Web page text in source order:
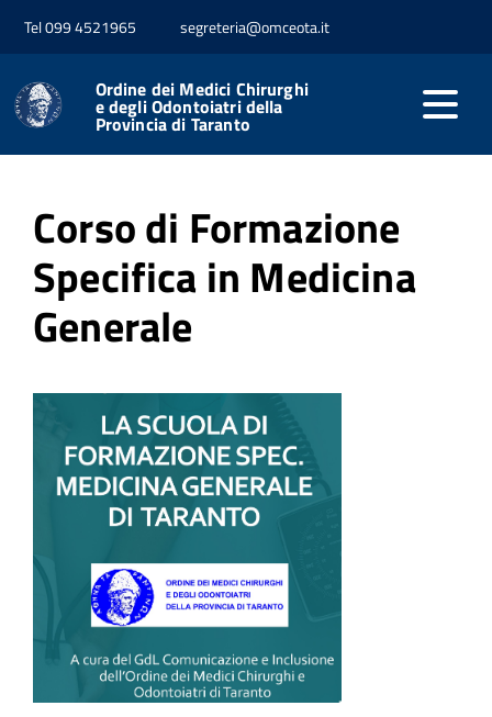
Tel 099 4521965 segreteria@omceota.it
Ordine dei Medici Chirurghi
e degli Odontoiatri della
Provincia di Taranto
Home Formazione Formazione Specifica MG
Pubblicato: 07 Febbraio 2022
Corso di Formazione
Specifica in Medicina
Generale